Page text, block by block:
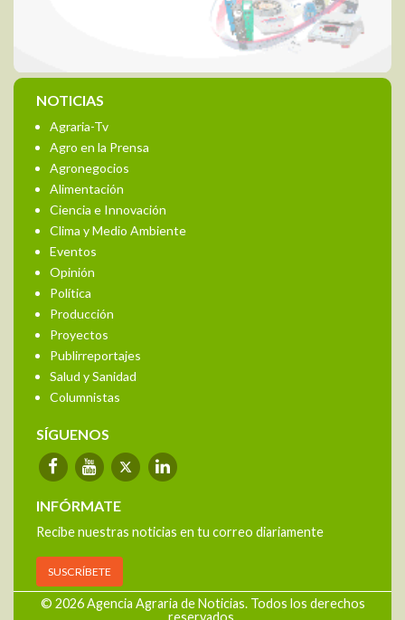
NOTICIAS
Agraria-Tv
Agro en la Prensa
Agronegocios
Alimentación
Ciencia e Innovación
Clima y Medio Ambiente
Eventos
Opinión
Política
Producción
Proyectos
Publirreportajes
Salud y Sanidad
Columnistas
SÍGUENOS
INFÓRMATE
Recibe nuestras noticias en tu correo diariamente
SUSCRÍBETE
© 2026 Agencia Agraria de Noticias. Todos los derechos